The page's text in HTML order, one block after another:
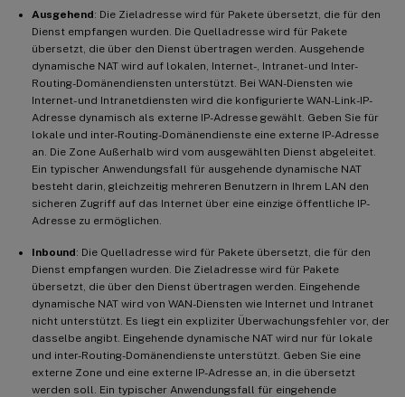
Ausgehend: Die Zieladresse wird für Pakete übersetzt, die für den
Dienst empfangen wurden. Die Quelladresse wird für Pakete
übersetzt, die über den Dienst übertragen werden. Ausgehende
dynamische NAT wird auf lokalen, Internet-, Intranet- und Inter-
Routing-Domänendiensten unterstützt. Bei WAN-Diensten wie
Internet- und Intranetdiensten wird die konfigurierte WAN-Link-IP-
Adresse dynamisch als externe IP-Adresse gewählt. Geben Sie für
lokale und inter-Routing-Domänendienste eine externe IP-Adresse
an. Die Zone Außerhalb wird vom ausgewählten Dienst abgeleitet.
Ein typischer Anwendungsfall für ausgehende dynamische NAT
besteht darin, gleichzeitig mehreren Benutzern in Ihrem LAN den
sicheren Zugriff auf das Internet über eine einzige öffentliche IP-
Adresse zu ermöglichen.
Inbound: Die Quelladresse wird für Pakete übersetzt, die für den
Dienst empfangen wurden. Die Zieladresse wird für Pakete
übersetzt, die über den Dienst übertragen werden. Eingehende
dynamische NAT wird von WAN-Diensten wie Internet und Intranet
nicht unterstützt. Es liegt ein expliziter Überwachungsfehler vor, der
dasselbe angibt. Eingehende dynamische NAT wird nur für lokale
und inter-Routing-Domänendienste unterstützt. Geben Sie eine
externe Zone und eine externe IP-Adresse an, in die übersetzt
werden soll. Ein typischer Anwendungsfall für eingehende